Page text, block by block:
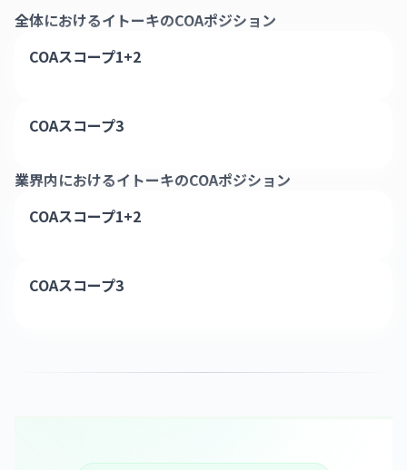
全体におけるイトーキのCOAポジション
COAスコープ1+2
COAスコープ3
業界内におけるイトーキのCOAポジション
COAスコープ1+2
COAスコープ3